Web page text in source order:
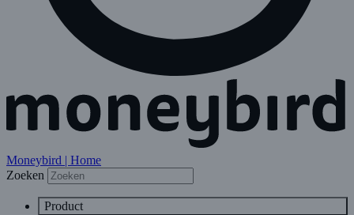
Moneybird | Home
Zoeken
Product